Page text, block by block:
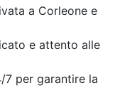
a Corleone e
e attento alle
7 per garantire la